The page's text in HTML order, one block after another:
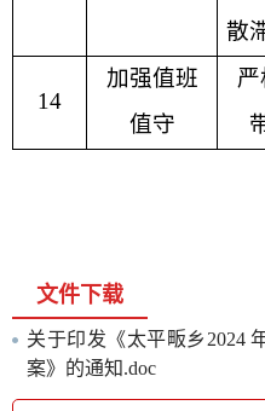
散
14
加强值班
值守
文件下载
关于印发《太平畈乡2024
案》的通知.doc